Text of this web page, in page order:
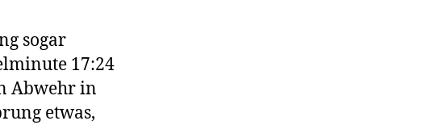
sogar
17:24
Abwehr in
etwas,